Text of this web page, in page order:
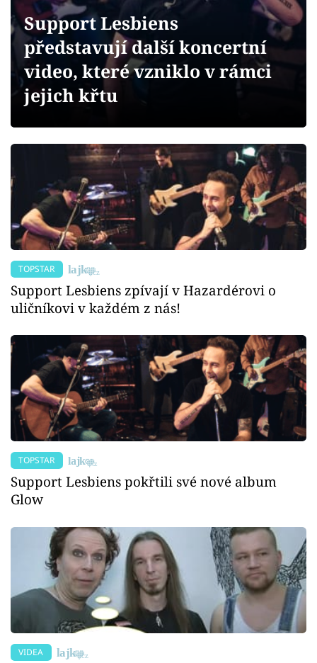
Videa
Sledujte prima+
Support Lesbiens
představují další koncertní
video, které vzniklo v rámci
jejich křtu
TOPSTAR
Support Lesbiens zpívají v Hazardérovi o
uličníkovi v každém z nás!
TOPSTAR
Support Lesbiens pokřtili své nové album
Glow
VIDEA